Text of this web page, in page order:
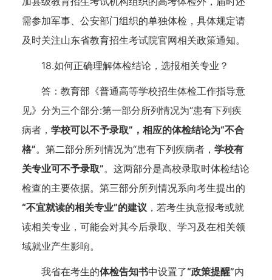
需参加军事、公安部门组织的单独体检，具体规定请
及时关注山东省教育招生考试院官网相关政策通知。
18.如何正确理解体检结论，选报相关专业？
答：教育部《普通高等学校招生体检工作指导意
见》分为三个部分:第一部分所列情况为“患有下列疾
病者， 学校可以不予录取”，相应的体检结论为“不合
格”。第二部分所列情况为“患有下列疾病者， 学校有
关专业可不予录取”。这两部分是高校录取时体检结论
检查的主要依据。第三部分所列情况系向考生提出的
“不宜就读的相关专业”的建议 ，若考生执意报考或就
读相关专业，可能会对其今后录取、学习及在相关领
域就业产生影响。
我省在考生的体检告知书中设置了“政策提醒”内